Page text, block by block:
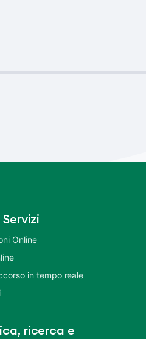
Servizi
Online
in tempo reale
ricerca e